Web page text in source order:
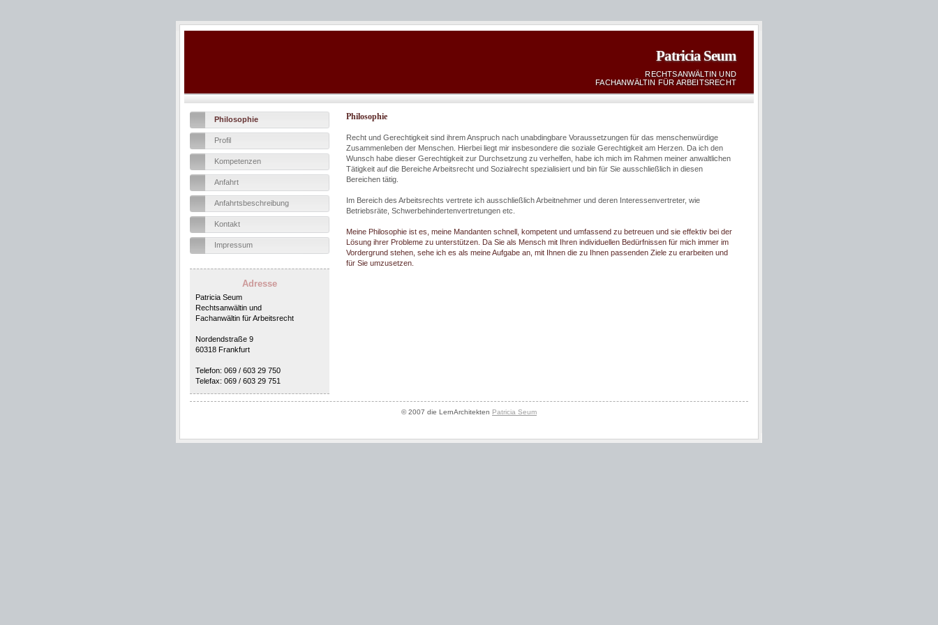
Patricia Seum
RECHTSANWÄLTIN UND
FACHANWÄLTIN FÜR ARBEITSRECHT
Philosophie
Profil
Kompetenzen
Anfahrt
Anfahrtsbeschreibung
Kontakt
Impressum
Adresse
Patricia Seum
Rechtsanwältin und
Fachanwältin für Arbeitsrecht
Nordendstraße 9
60318 Frankfurt
Telefon: 069 / 603 29 750
Telefax: 069 / 603 29 751
Philosophie
Recht und Gerechtigkeit sind ihrem Anspruch nach unabdingbare Voraussetzungen für das menschenwürdige
Zusammenleben der Menschen. Hierbei liegt mir insbesondere die soziale Gerechtigkeit am Herzen. Da ich den
Wunsch habe dieser Gerechtigkeit zur Durchsetzung zu verhelfen, habe ich mich im Rahmen meiner anwaltlichen
Tätigkeit auf die Bereiche Arbeitsrecht und Sozialrecht spezialisiert und bin für Sie ausschließlich in diesen
Bereichen tätig.
Im Bereich des Arbeitsrechts vertrete ich ausschließlich Arbeitnehmer und deren Interessenvertreter, wie
Betriebsräte, Schwerbehindertenvertretungen etc.
Meine Philosophie ist es, meine Mandanten schnell, kompetent und umfassend zu betreuen und sie effektiv bei der
Lösung ihrer Probleme zu unterstützen. Da Sie als Mensch mit Ihren individuellen Bedürfnissen für mich immer im
Vordergrund stehen, sehe ich es als meine Aufgabe an, mit Ihnen die zu Ihnen passenden Ziele zu erarbeiten und
für Sie umzusetzen.
© 2007 die LernArchitekten Patricia Seum